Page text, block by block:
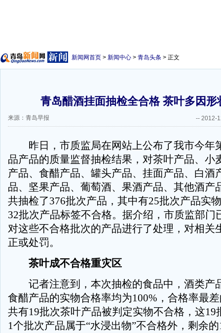
新闻网首页 > 新闻中心 > 青岛头条 > 正文
青岛醋酒挂面抽检全合格 茶叶多因形
来源：青岛早报 -- 2012-
昨日，市质监局在网站上公布了我市今年
品产品的质量监督抽检结果，对茶叶产品、小
产品、食醋产品、罐头产品、挂面产品、白酒
品、坚果产品、葡萄酒、果酒产品、其他酒产
共抽检了376批次产品，其中有25批次产品实
32批次产品标签不合格。据介绍，市质监部门
对这些不合格批次的产品进行了处理，对相关
正或处罚。
茶叶成不合格重灾区
记者注意到，本次抽检的食品中，酒类产
食醋产品的实物合格率均为100%，合格率最
共有19批次茶叶产品被判定实物不合格，这19
1个批次产品属于“水浸出物”不合格外，剩余